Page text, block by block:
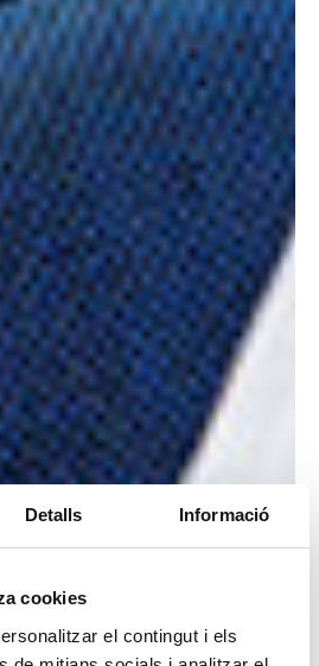
Detalls Informació
cookies
el contingut i els